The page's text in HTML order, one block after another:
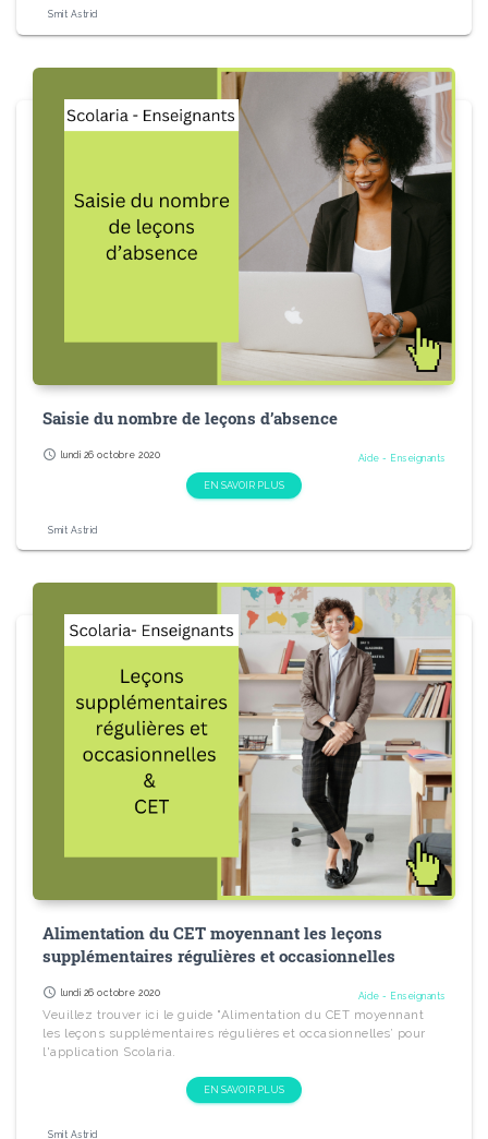
Smit Astrid
Saisie du nombre de leçons d’absence
schedule lundi 26 octobre 2020 Aide - Enseignants
EN SAVOIR PLUS
Smit Astrid
Alimentation du CET moyennant les leçons
supplémentaires régulières et occasionnelles
schedule lundi 26 octobre 2020 Aide - Enseignants
Veuillez trouver ici le guide "Alimentation du CET moyennant
les leçons supplémentaires régulières et occasionnelles’ pour
l'application Scolaria.
EN SAVOIR PLUS
Smit Astrid